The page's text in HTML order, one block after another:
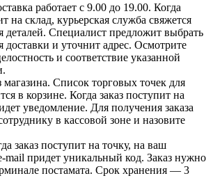
работает с 9.00 до 19.00. Когда
на склад, курьерская служба свяжется
деталей. Специалист предложит выбрать
доставки и уточнит адрес. Осмотрите
и соответствие указанной
Список торговых точек для
в корзине. Когда заказ поступит на
уведомление. Для получения заказа
в кассовой зоне и назовите
заказ поступит на точку, на ваш
mail придет уникальный код. Заказ нужно
постамата. Срок хранения — 3